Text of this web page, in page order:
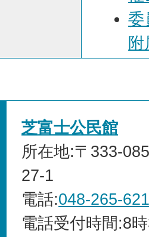
委
芝富士公民館
所在地:〒333-
27-1
電話:048-265-
電話受付時間:8